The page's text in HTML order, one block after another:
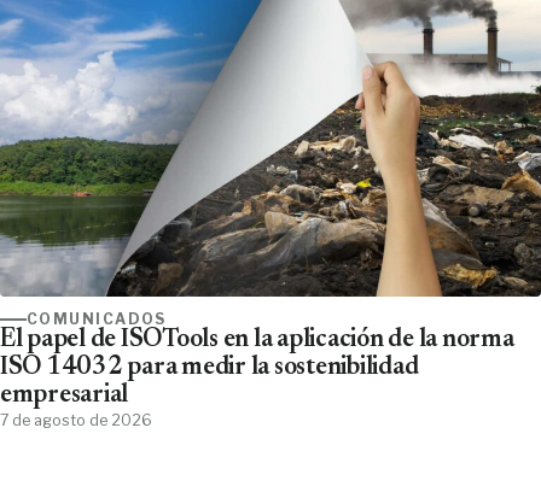
COMUNICADOS
El papel de ISOTools en la aplicación de la norma
ISO 14032 para medir la sostenibilidad
empresarial
7 de agosto de 2026